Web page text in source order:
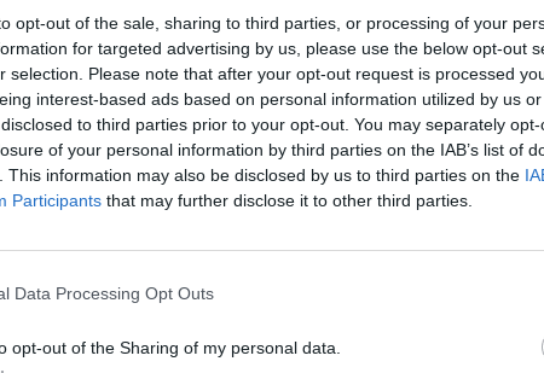
opt-out of the sale, sharing to third parties, or processing of your
for targeted advertising by us, please use the below opt-out
selection. Please note that after your opt-out request is processed
interest-based ads based on personal information utilized by us
to third parties prior to your opt-out. You may separately
of your personal information by third parties on the IAB’s list of
This information may also be disclosed by us to third parties on the
Participants that may further disclose it to other third parties.
Data Processing Opt Outs
opt-out of the Sharing of my personal data.
Migrena – įkyri
gyvenimo
palydovė:
vaistininkė patarė,
kaip nusikratyti
galvos skausmo
Aptemo akyse?
Kardiologė pasakė,
ką tai byloja apie
kraujospūdį